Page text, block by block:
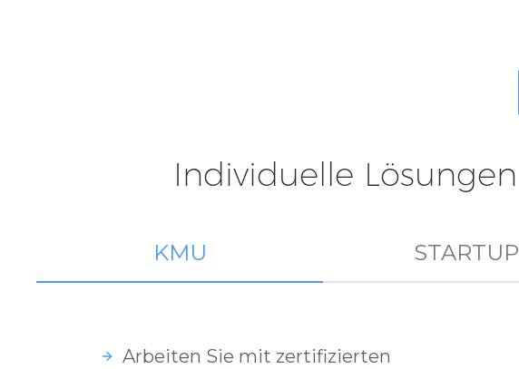
Individuelle Lösungen
KMU STARTUP
Arbeiten Sie mit zertifizierten